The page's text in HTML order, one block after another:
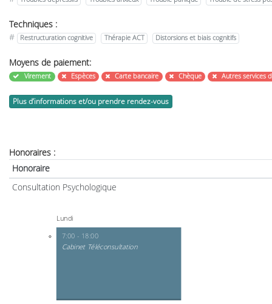
Techniques :
#
Restructuration cognitive Thérapie ACT Distorsions et biais cognitifs
Moyens de paiement:
Virement Espèces Carte bancaire Chèque Autres services
Plus d’informations et/ou prendre rendez-vous
Honoraires :
Honoraire
Consultation Psychologique
Lundi
7:00 - 18:00
Cabinet Téléconsultation